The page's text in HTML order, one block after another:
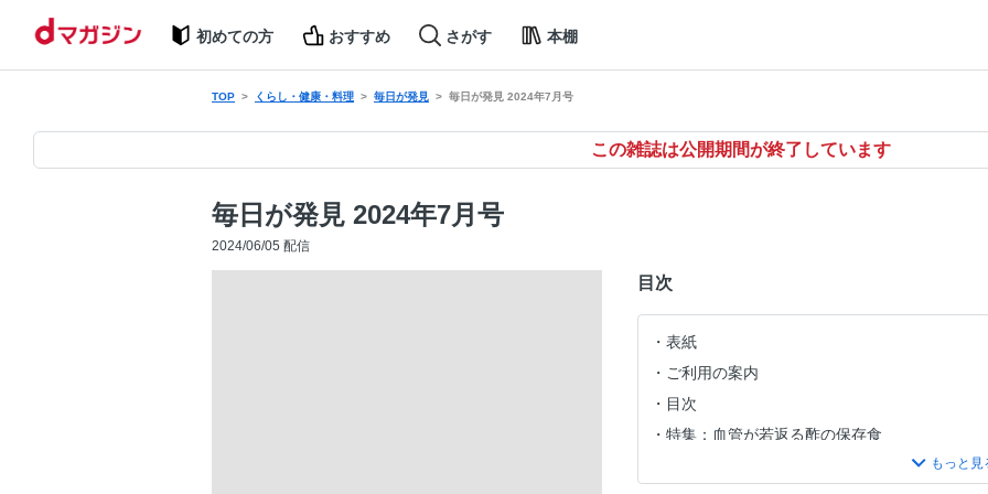
初めての方 おすすめ さがす 本棚
TOP くらし・健康・料理 毎日が発見 毎日が発見 2024年7月号
この雑誌は公開期間が終了しています
毎日が発見 2024年7月号
2024/06/05 配信
目次
表紙
ご利用の案内
目次
特集：血管が若返る酢の保存食
特集：毎日が発見の商品テスト「ハトムギ泡